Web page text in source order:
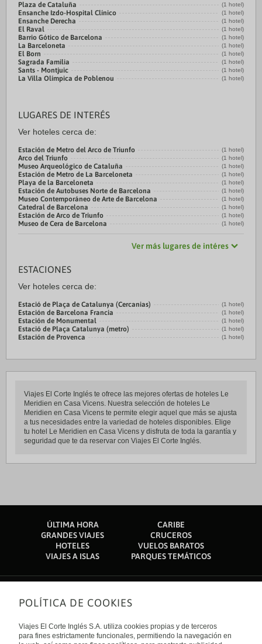
Plaza de Cataluña (1 hotel)
Ensanche Izdo-Hospital Clínico (1 hotel)
Ensanche Derecha (1 hotel)
El Raval (1 hotel)
Barrio Gótico de Barcelona (1 hotel)
La Barceloneta (1 hotel)
El Born (1 hotel)
Sagrada Familia (1 hotel)
Sants - Montjuic (1 hotel)
La Villa Olímpica de Poblenou (1 hotel)
LUGARES DE INTERÉS
Ver hoteles cerca de:
Estación de Metro del Arco de Triunfo (1 hotel)
Arco del Triunfo (1 hotel)
Museo Arqueológico de Cataluña (1 hotel)
Estación de Metro de La Barceloneta (1 hotel)
Playa de la Barceloneta (1 hotel)
Estación de Autobuses Norte de Barcelona (1 hotel)
Museo Contemporáneo de Arte de Barcelona (1 hotel)
Catedral de Barcelona (1 hotel)
Estación de Arco de Triunfo (1 hotel)
Museo de Cera de Barcelona (1 hotel)
Ver más lugares de intéres
ESTACIONES
Ver hoteles cerca de:
Estació de Plaça de Catalunya (Cercanias) (1 hotel)
Estación de Barcelona Francia (1 hotel)
Estación de Monumental (1 hotel)
Estació de Plaça Catalunya (metro) (1 hotel)
Estación de Provenca (1 hotel)
Viajes El Corte Inglés te ofrece las mejores ofertas de hoteles Le
Meridien en Casa Vicens. Nuestra selección de hoteles Le
Meridien en Casa Vicens te permite elegir aquel que más se ajusta
a tus necesidades entre la variedad de hoteles disponibles. Elige
tu hotel Le Meridien en Casa Vicens y disfruta de toda la garantía y
seguridad que te da reservar con Viajes El Corte Inglés.
ÚLTIMA HORA
CARIBE
GRANDES VIAJES
CRUCEROS
HOTELES
VUELOS BARATOS
VIAJES A ISLAS
PARQUES TEMÁTICOS
Sobre nosotros
Quiénes somos
Financiación
Enlaces de interés
POLÍTICA DE COOKIES
Viajes El Corte Inglés S.A. utiliza cookies propias y de terceros
para fines estrictamente funcionales, permitiendo la navegación en